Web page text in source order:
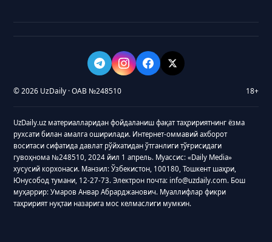
© 2026 UzDaily · ОАВ №248510 18+
UzDaily.uz материалларидан фойдаланиш фақат таҳририятнинг ёзма
рухсати билан амалга оширилади. Интернет-оммавий ахборот
воситаси сифатида давлат рўйхатидан ўтганлиги тўғрисидаги
гувоҳнома №248510, 2024 йил 1 апрель. Муассис: «Daily Media»
хусусий корхонаси. Манзил: Ўзбекистон, 100180, Тошкент шаҳри,
Юнусобод тумани, 12-27-73. Электрон почта: info@uzdaily.com. Бош
муҳаррир: Умаров Анвар Абрарджанович. Муаллифлар фикри
таҳририят нуқтаи назарига мос келмаслиги мумкин.